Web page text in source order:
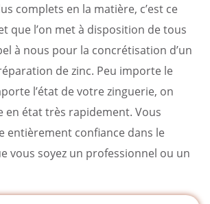
complets en la matière, c’est ce
que l’on met à disposition de tous
à nous pour la concrétisation d’un
de zinc. Peu importe le
l’état de votre zinguerie, on
en état très rapidement. Vous
entièrement confiance dans le
vous soyez un professionnel ou un